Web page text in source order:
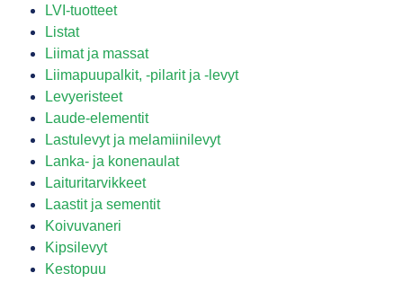
LVI-tuotteet
Listat
Liimat ja massat
Liimapuupalkit, -pilarit ja -levyt
Levyeristeet
Laude-elementit
Lastulevyt ja melamiinilevyt
Lanka- ja konenaulat
Laituritarvikkeet
Laastit ja sementit
Koivuvaneri
Kipsilevyt
Kestopuu